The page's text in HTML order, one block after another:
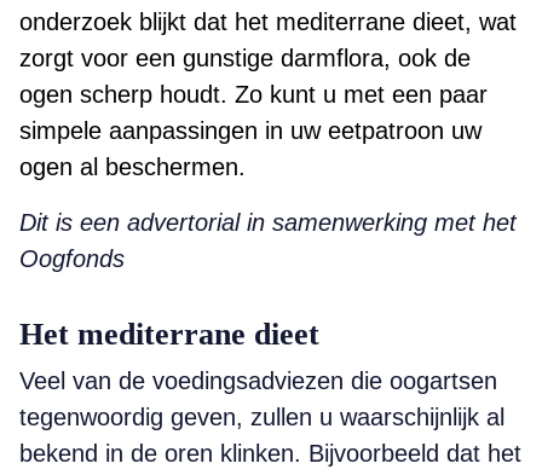
onderzoek blijkt dat het mediterrane dieet, wat
zorgt voor een gunstige darmflora, ook de
ogen scherp houdt. Zo kunt u met een paar
simpele aanpassingen in uw eetpatroon uw
ogen al beschermen.
Dit is een advertorial in samenwerking met het
Oogfonds
Het mediterrane dieet
Veel van de voedingsadviezen die oogartsen
tegenwoordig geven, zullen u waarschijnlijk al
bekend in de oren klinken. Bijvoorbeeld dat het